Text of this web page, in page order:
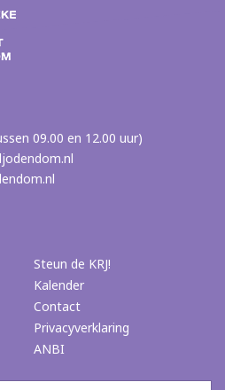
09.00 en 12.00 uur)
Steun de KRJ!
Kalender
Contact
Privacyverklaring
ANBI